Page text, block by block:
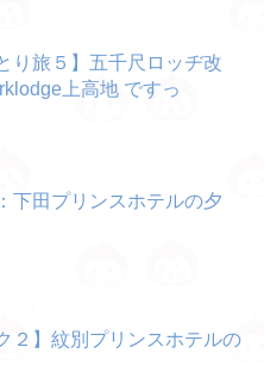
り旅５】五千尺ロッヂ改
上高地 ですっ
下田プリンスホテルの夕
２】紋別プリンスホテルの